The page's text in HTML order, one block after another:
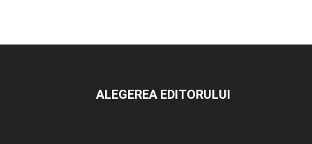
ALEGEREA EDITORULUI